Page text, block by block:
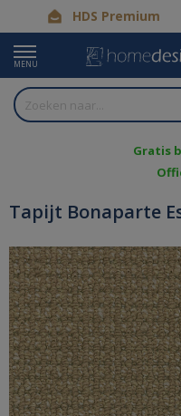
HDS Premium
MENU
Gratis
Tapijt Bonaparte